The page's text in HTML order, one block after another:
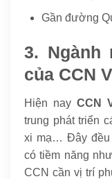
Gần đường
3. Ngành
của CCN
Hiện nay CCN
trung phát triển
xi mạ… Đây đều
có tiềm năng
CCN cần vị trí